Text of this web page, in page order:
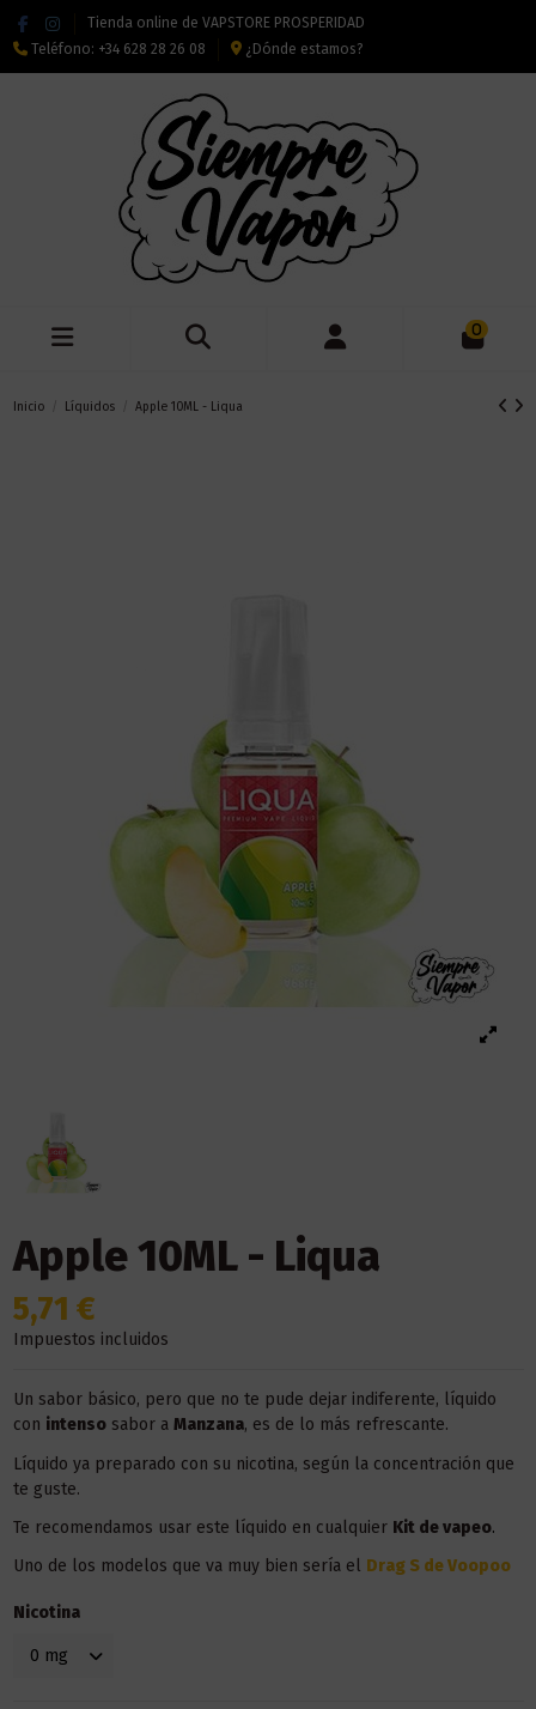
Tienda online de VAPSTORE PROSPERIDAD
Teléfono: +34 628 28 26 08 ¿Dónde estamos?
0
Inicio Líquidos Apple 10ML - Liqua
Apple 10ML - Liqua
5,71 €
Impuestos incluidos
Un sabor básico, pero que no te pude dejar indiferente, líquido
con intensosabor a Manzana, es de lo más refrescante.
Líquido ya preparado con su nicotina, según la concentración que
te guste.
Te recomendamos usar este líquido en cualquier Kit de vapeo.
Uno de los modelos que va muy bien sería el Drag S de Voopoo
Nicotina